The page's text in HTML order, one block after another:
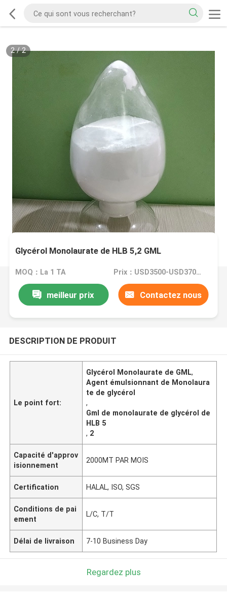
2/2
Glycérol Monolaurate de HLB 5,2 GML
MOQ：La 1 TA Prix：USD3500-USD3700 /Ton
meilleur prix Contactez nous
DESCRIPTION DE PRODUIT
Le point fort:
Glycérol Monolaurate de GML,
Agent émulsionnant de Monolaura
te de glycérol
,
Gml de monolaurate de glycérol de
HLB 5
, 2
Capacité d'approv
isionnement
2000MT PAR MOIS
Certification HALAL, ISO, SGS
Conditions de pai
ement
L/C, T/T
Délai de livraison 7-10 Business Day
Regardez plus